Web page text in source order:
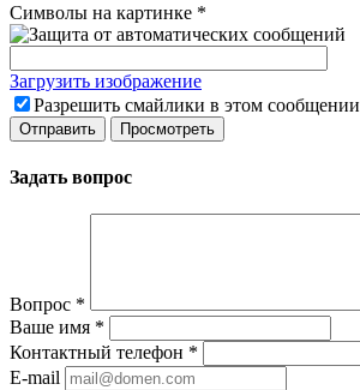
Символы на картинке *
Загрузить изображение
Разрешить смайлики в этом сообщении
Задать вопрос
Вопрос *
Ваше имя *
Контактный телефон *
E-mail